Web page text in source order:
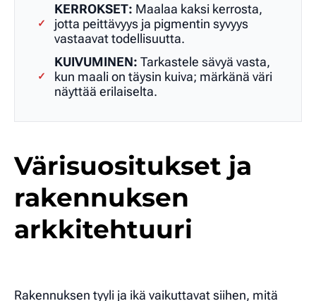
✓
KERROKSET: Maalaa kaksi kerrosta,
jotta peittävyys ja pigmentin syvyys
vastaavat todellisuutta.
✓
KUIVUMINEN: Tarkastele sävyä vasta,
kun maali on täysin kuiva; märkänä väri
näyttää erilaiselta.
Värisuositukset ja
rakennuksen
arkkitehtuuri
Rakennuksen tyyli ja ikä vaikuttavat siihen, mitä